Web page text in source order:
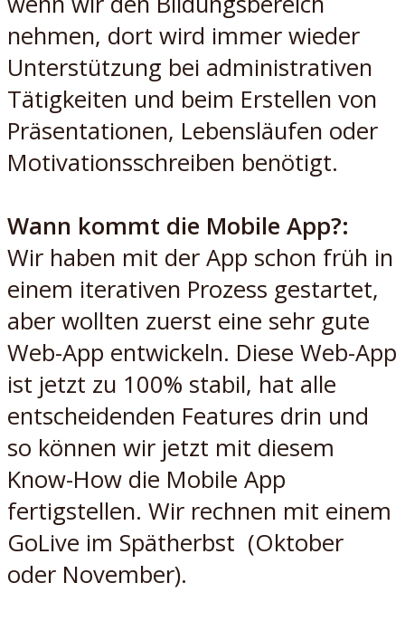
nehmen, dort wird immer wieder
Unterstützung bei administrativen
Tätigkeiten und beim Erstellen von
Präsentationen, Lebensläufen oder
Motivationsschreiben benötigt.
Wann kommt die Mobile App?:
Wir haben mit der App schon früh in
einem iterativen Prozess gestartet,
aber wollten zuerst eine sehr gute
Web-App entwickeln. Diese Web-App
ist jetzt zu 100% stabil, hat alle
entscheidenden Features drin und
so können wir jetzt mit diesem
Know-How die Mobile App
fertigstellen. Wir rechnen mit einem
GoLive im Spätherbst (Oktober
oder November).